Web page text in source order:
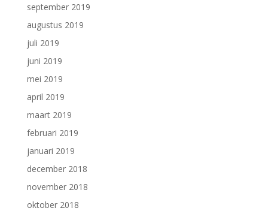
september 2019
augustus 2019
juli 2019
juni 2019
mei 2019
april 2019
maart 2019
februari 2019
januari 2019
december 2018
november 2018
oktober 2018